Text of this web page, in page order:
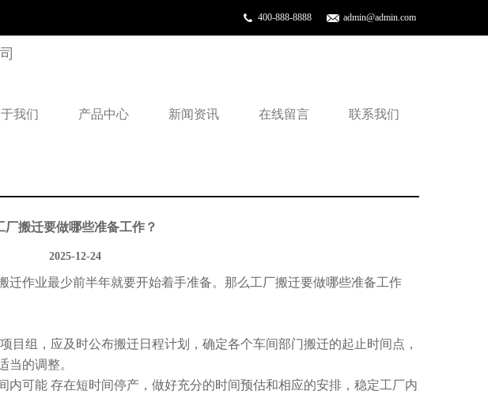
400-888-8888 admin@admin.com
我们 产品中心 新闻资讯 在线留言 联系我们
厂搬迁要做哪些准备工作？
2025-12-24
迁作业最少前半年就要开始着手准备。那么工厂搬迁要做哪些准备工作
目组，应及时公布搬迁日程计划，确定各个车间部门搬迁的起止时间点，
当的调整。
内可能 存在短时间停产，做好充分的时间预估和相应的安排，稳定工厂内